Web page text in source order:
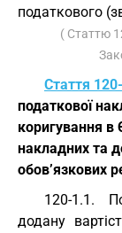
податкового
( Статтю
Стаття
податкової
коригування в
накладних та
обов’язкових
120-1.1.
додану